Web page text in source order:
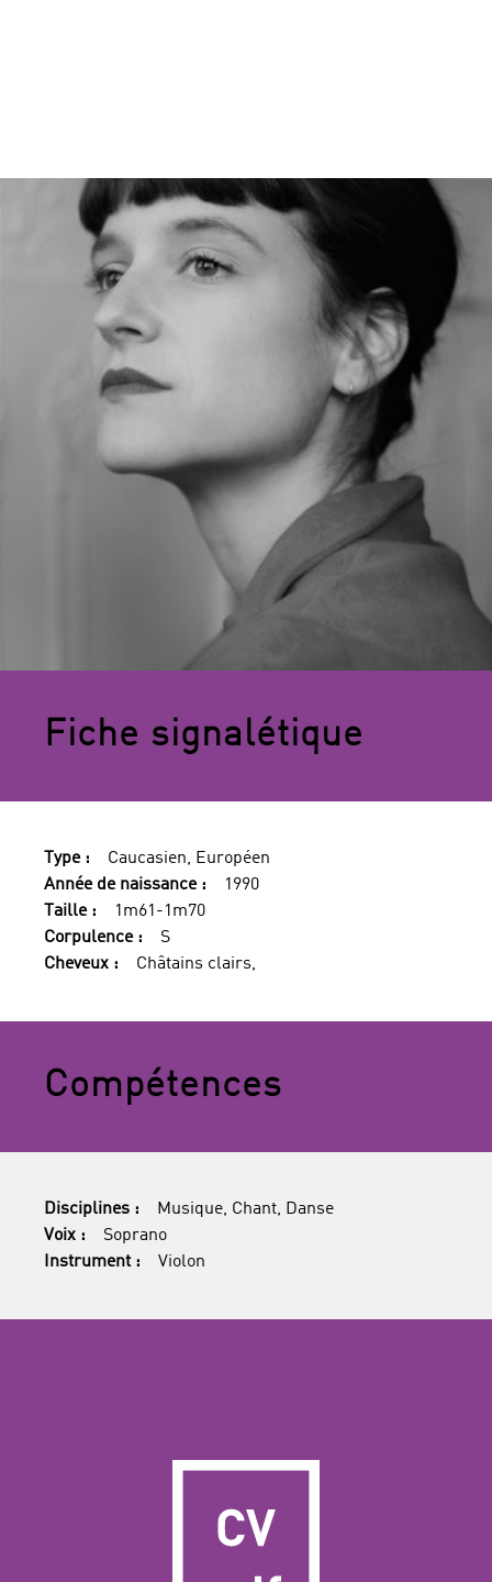
Fiche signalétique
Type :
Caucasien, Européen
Année de naissance :
1990
Taille :
1m61-1m70
Corpulence :
S
Cheveux :
Châtains clairs,
Compétences
Disciplines :
Musique, Chant, Danse
Voix :
Soprano
Instrument :
Violon